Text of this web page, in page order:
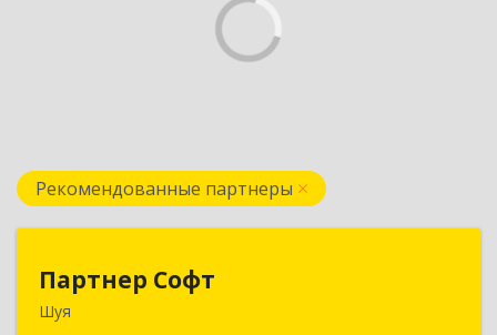
Рекомендованные партнеры
Партнер Софт
Шуя155900, Ивановская обл, Шуйский р-н, Шуя г,